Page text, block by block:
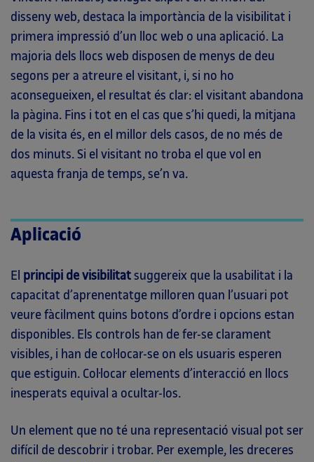
disseny web, destaca la importància de la visibilitat i
primera impressió d’un lloc web o una aplicació. La
majoria dels llocs web disposen de menys de deu
segons per a atreure el visitant, i, si no ho
aconsegueixen, el resultat és clar: el visitant abandona
la pàgina. Fins i tot en el cas que s’hi quedi, la mitjana
de la visita és, en el millor dels casos, de no més de
dos minuts. Si el visitant no troba el que vol en
aquesta franja de temps, se’n va.
Aplicació
El principi de visibilitat suggereix que la usabilitat i la
capacitat d’aprenentatge milloren quan l’usuari pot
veure fàcilment quins botons d’ordre i opcions estan
disponibles. Els controls han de fer-se clarament
visibles, i han de col·locar-se on els usuaris esperen
que estiguin. Col·locar elements d’interacció en llocs
inesperats equival a ocultar-los.
Un element que no té una representació visual pot ser
difícil de descobrir i trobar. Per exemple, les dreceres